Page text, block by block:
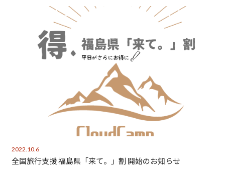
2022.10.6
全国旅行支援 福島県「来て。」割 開始のお知らせ